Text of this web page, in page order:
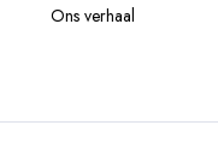
Ons verhaal